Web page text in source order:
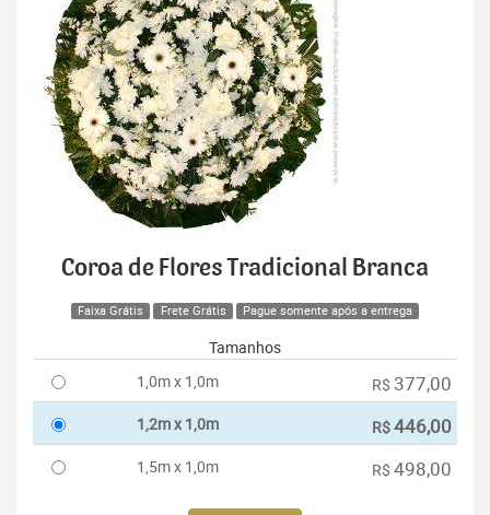
Coroa de Flores Tradicional Branca
Faixa Grátis Frete Grátis Pague somente após a entrega
Tamanhos
1,0m x 1,0m
R$ 377,00
1,2m x 1,0m R$446,00
1,5m x 1,0m R$ 498,00